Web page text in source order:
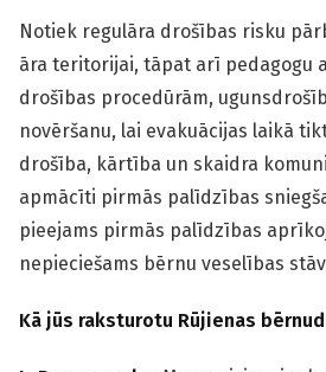
Notiek regulāra drošības risku
āra teritorijai, tāpat arī pedagogu
drošības procedūrām,
novēršanu, lai evakuācijas laikā
drošība, kārtība un skaidra
apmācīti pirmās palīdzības
pieejams pirmās palīdzības
nepieciešams bērnu veselības
Kā jūs raksturotu Rūjienas